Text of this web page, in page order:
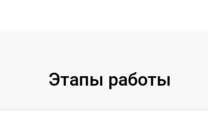
Этапы работы